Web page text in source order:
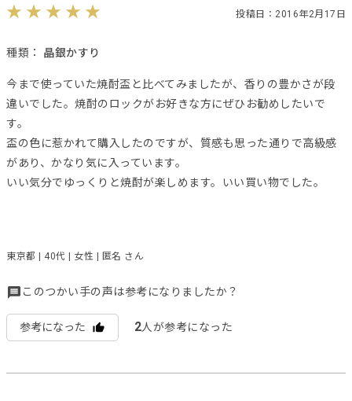
投稿日：2016年2月17日
種類： 晶銀かすり
今まで使っていた焼酎盃と比べてみましたが、香りの豊かさが段
違いでした。焼酎のロックがお好きな方にぜひお勧めしたいで
す。
盃の色に惹かれて購入したのですが、質感も思った通りで高級感
があり、かなり気に入っています。
いい気分でゆっくりと焼酎が楽しめます。いい買い物でした。
東京都 | 40代 | 女性 | 匿名 さん
このつかい手の声は参考になりましたか？
参考になった 2人が参考になった